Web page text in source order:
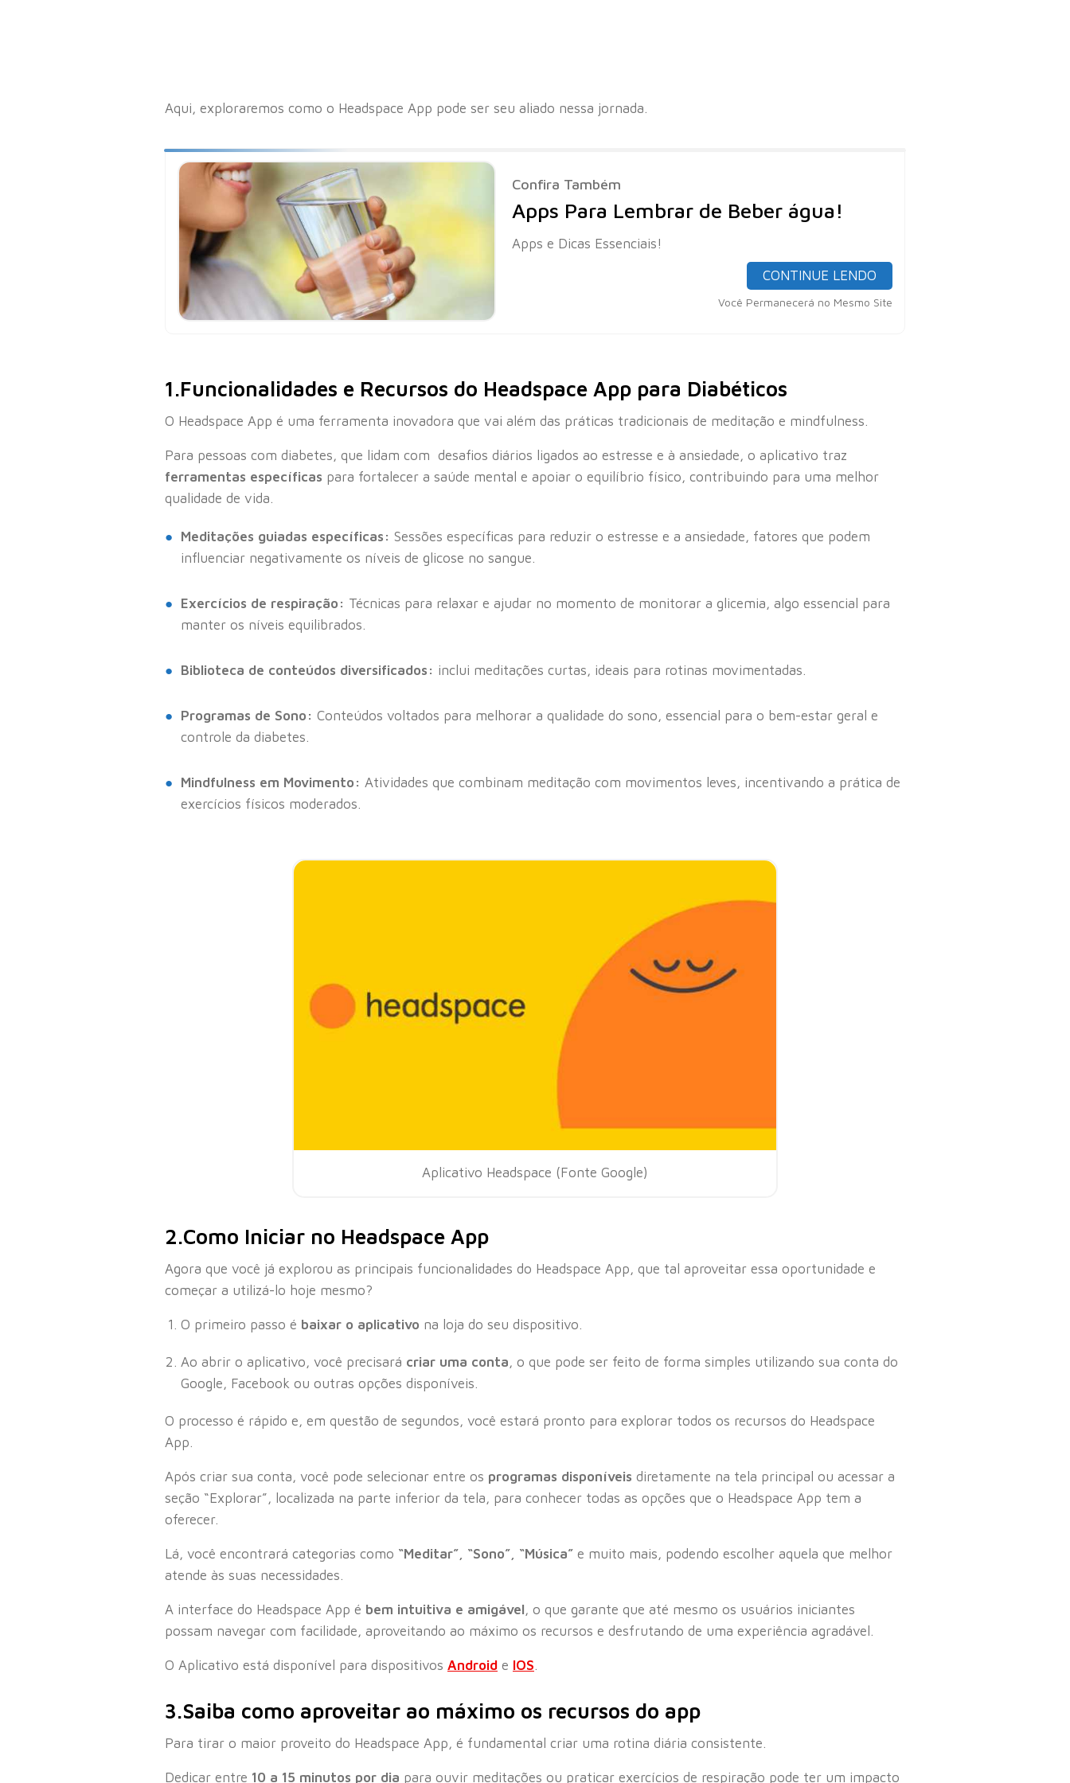
Aqui, exploraremos como o Headspace App pode ser seu aliado nessa jornada.
Confira Também
Apps Para Lembrar de Beber água!
Apps e Dicas Essenciais!
CONTINUE LENDO
Você Permanecerá no Mesmo Site
1.Funcionalidades e Recursos do Headspace App para Diabéticos
O Headspace App é uma ferramenta inovadora que vai além das práticas tradicionais de meditação e mindfulness.
Para pessoas com diabetes, que lidam com desafios diários ligados ao estresse e à ansiedade, o aplicativo traz
ferramentas específicas para fortalecer a saúde mental e apoiar o equilíbrio físico, contribuindo para uma melhor
qualidade de vida.
Meditações guiadas específicas: Sessões específicas para reduzir o estresse e a ansiedade, fatores que podem
influenciar negativamente os níveis de glicose no sangue.
Exercícios de respiração: Técnicas para relaxar e ajudar no momento de monitorar a glicemia, algo essencial para
manter os níveis equilibrados.
Biblioteca de conteúdos diversificados: inclui meditações curtas, ideais para rotinas movimentadas.
Programas de Sono: Conteúdos voltados para melhorar a qualidade do sono, essencial para o bem-estar geral e
controle da diabetes.
Mindfulness em Movimento: Atividades que combinam meditação com movimentos leves, incentivando a prática de
exercícios físicos moderados.
Aplicativo Headspace (Fonte Google)
2.Como Iniciar no Headspace App
Agora que você já explorou as principais funcionalidades do Headspace App, que tal aproveitar essa oportunidade e
começar a utilizá-lo hoje mesmo?
O primeiro passo é baixar o aplicativo na loja do seu dispositivo.
Ao abrir o aplicativo, você precisará criar uma conta, o que pode ser feito de forma simples utilizando sua conta do
Google, Facebook ou outras opções disponíveis.
O processo é rápido e, em questão de segundos, você estará pronto para explorar todos os recursos do Headspace
App.
Após criar sua conta, você pode selecionar entre os programas disponíveis diretamente na tela principal ou acessar a
seção “Explorar”, localizada na parte inferior da tela, para conhecer todas as opções que o Headspace App tem a
oferecer.
Lá, você encontrará categorias como “Meditar”, “Sono”, “Música” e muito mais, podendo escolher aquela que melhor
atende às suas necessidades.
A interface do Headspace App é bem intuitiva e amigável, o que garante que até mesmo os usuários iniciantes
possam navegar com facilidade, aproveitando ao máximo os recursos e desfrutando de uma experiência agradável.
O Aplicativo está disponível para dispositivos Android e IOS.
3.Saiba como aproveitar ao máximo os recursos do app
Para tirar o maior proveito do Headspace App, é fundamental criar uma rotina diária consistente.
Dedicar entre 10 a 15 minutos por dia para ouvir meditações ou praticar exercícios de respiração pode ter um impacto